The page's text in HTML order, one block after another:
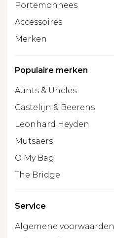
Portemonnees
Accessoires
Merken
Populaire merken
Aunts & Uncles
Castelijn & Beerens
Leonhard Heyden
Mutsaers
O My Bag
The Bridge
Service
Algemene voorwaarden